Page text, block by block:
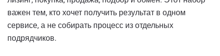
важен тем, кто хочет получить результат в одном
сервисе, а не собирать процесс из отдельных
подрядчиков.